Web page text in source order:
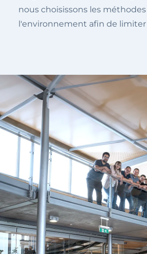
nous choisissons les
l'environnement afin de limiter